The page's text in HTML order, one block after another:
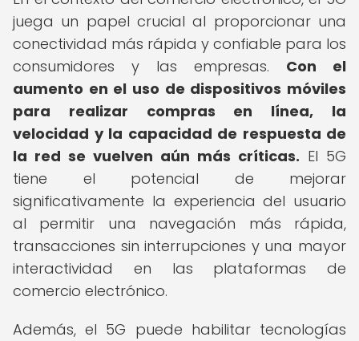
juega un papel crucial al proporcionar una
conectividad más rápida y confiable para los
consumidores y las empresas. Con el
aumento en el uso de dispositivos móviles
para realizar compras en línea, la
velocidad y la capacidad de respuesta de
la red se vuelven aún más críticas. El 5G
tiene el potencial de mejorar
significativamente la experiencia del usuario
al permitir una navegación más rápida,
transacciones sin interrupciones y una mayor
interactividad en las plataformas de
comercio electrónico.
Además, el 5G puede habilitar tecnologías